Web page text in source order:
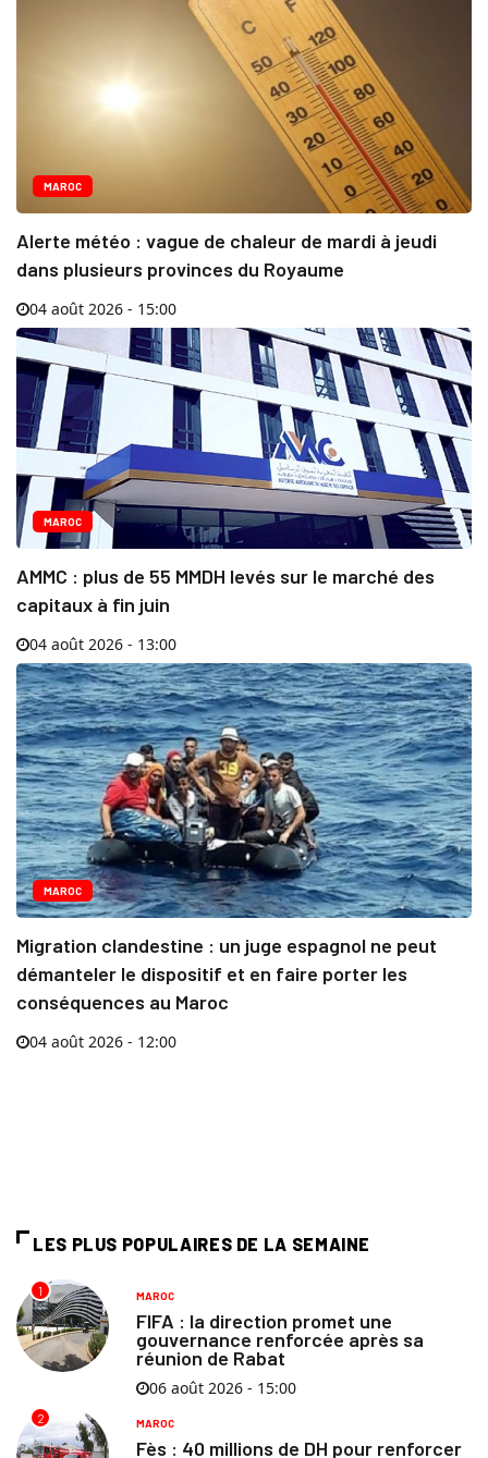
MAROC
Alerte météo : vague de chaleur de mardi à jeudi
dans plusieurs provinces du Royaume
04 août 2026 - 15:00
MAROC
AMMC : plus de 55 MMDH levés sur le marché des
capitaux à fin juin
04 août 2026 - 13:00
MAROC
Migration clandestine : un juge espagnol ne peut
démanteler le dispositif et en faire porter les
conséquences au Maroc
04 août 2026 - 12:00
LES PLUS POPULAIRES DE LA SEMAINE
1 MAROC
FIFA : la direction promet une
gouvernance renforcée après sa
réunion de Rabat
06 août 2026 - 15:00
2 MAROC
Fès : 40 millions de DH pour renforcer